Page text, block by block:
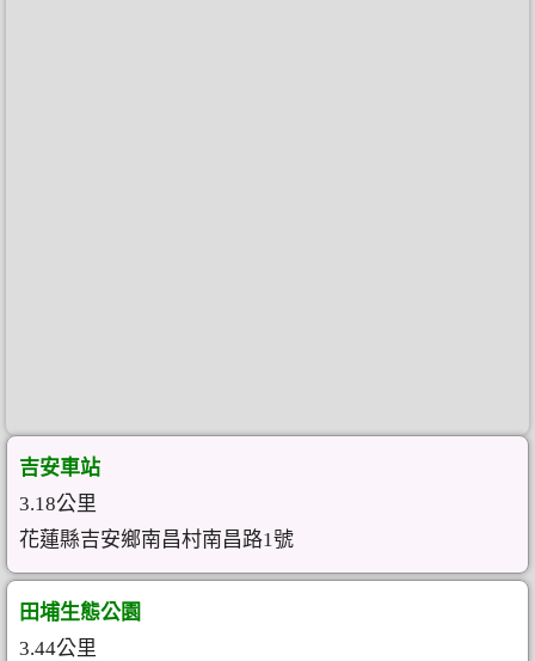
吉安車站
3.18公里
花蓮縣吉安鄉南昌村南昌路1號
田埔生態公園
3.44公里